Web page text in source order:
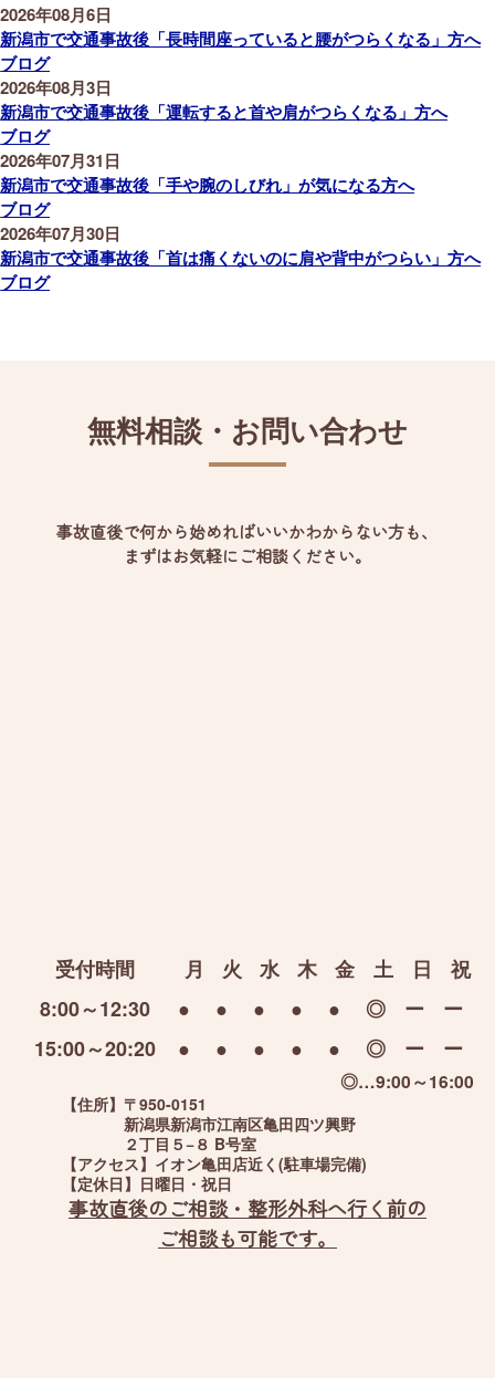
2026年08月6日
新潟市で交通事故後「長時間座っていると腰がつらくなる」方へ
ブログ
2026年08月3日
新潟市で交通事故後「運転すると首や肩がつらくなる」方へ
ブログ
2026年07月31日
新潟市で交通事故後「手や腕のしびれ」が気になる方へ
ブログ
2026年07月30日
新潟市で交通事故後「首は痛くないのに肩や背中がつらい」方へ
ブログ
無料相談・お問い合わせ
事故直後で何から始めればいいかわからない方も、
まずはお気軽にご相談ください。
受付時間 月 火 水 木 金 土 日
祝
8:00～12:30
● ● ● ● ● ◎ ー
ー
15:00～20:20
● ● ● ● ● ◎ ー ー
◎…9:00～16:00
【住所】 〒950-0151
新潟県新潟市江南区亀田四ツ興野
２丁目５−８ B号室
【アクセス】 イオン亀田店近く(駐車場完備)
【定休日】 日曜日・祝日
事故直後のご相談・整形外科へ行く前の
ご相談も可能です。